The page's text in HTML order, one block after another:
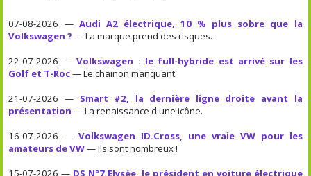
07-08-2026 — Audi A2 électrique, 10 % plus sobre que la
Volkswagen ? — La marque prend des risques.
22-07-2026 —Volkswagen : le full-hybride est arrivé sur les
Golf et T-Roc— Le chainon manquant.
21-07-2026 — Smart #2, la dernière ligne droite avant la
présentation — La renaissance d'une icône.
16-07-2026 —Volkswagen ID.Cross, une vraie VW pour les
amateurs de VW— Ils sont nombreux !
15-07-2026 — DS N°7 Elysée, le président en voiture électrique